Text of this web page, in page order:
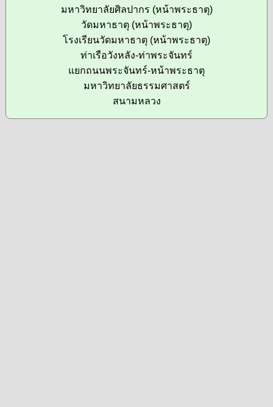
มหาวิทยาลัยศิลปากร (หน้าพระธาตุ)
วัดมหาธาตุ (หน้าพระธาตุ)
โรงเรียนวัดมหาธาตุ (หน้าพระธาตุ)
ท่าเรือวังหลัง-ท่าพระจันทร์
แยกถนนพระจันทร์-หน้าพระธาตุ
มหาวิทยาลัยธรรมศาสตร์
สนามหลวง